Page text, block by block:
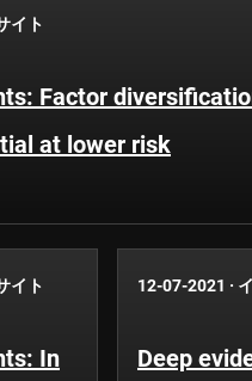
イト
Factor
at lower risk
イト
In
12-07-2021 ·
Deep